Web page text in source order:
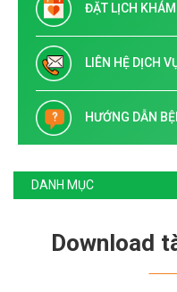
ĐẶT LỊCH KHÁM
LIÊN HỆ DỊCH
HƯỚNG DẪN
DANH MỤC
Download